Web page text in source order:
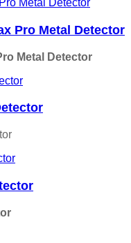
Pro Metal Detector
Metal Detector